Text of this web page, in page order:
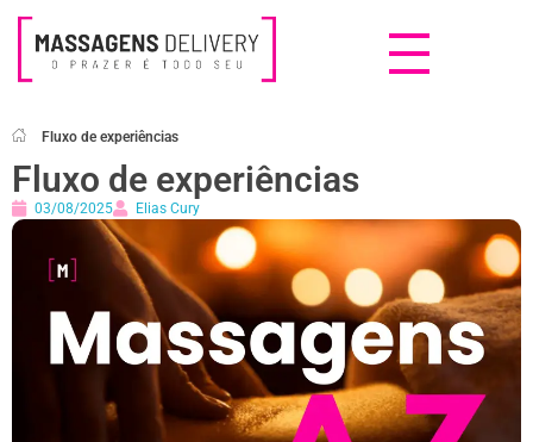
Fluxo de experiências
Fluxo de experiências
03/08/2025 Elias Cury